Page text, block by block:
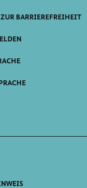
BARRIEREFREIHEIT